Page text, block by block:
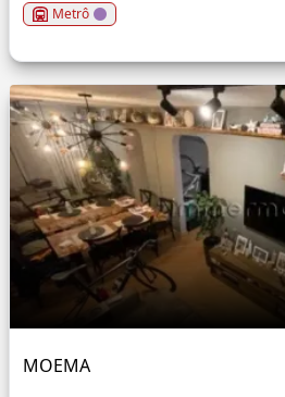
Metrô
MOEMA